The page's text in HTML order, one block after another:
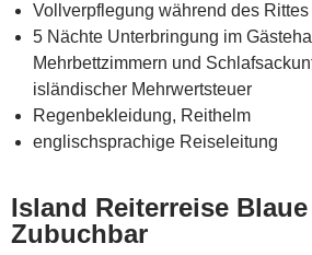
Vollverpflegung während des
5 Nächte Unterbringung im
Mehrbettzimmern und
isländischer Mehrwertsteuer
Regenbekleidung, Reithelm
englischsprachige Reiseleitung
Island Reiterreise
Zubuchbar